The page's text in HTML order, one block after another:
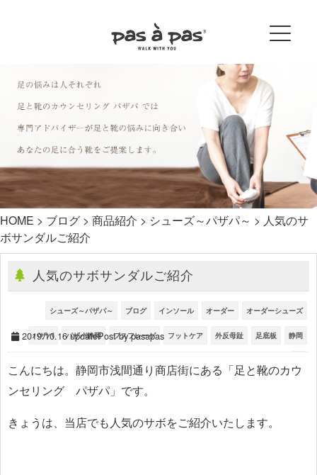
HOME > ブログ > 商品紹介 > シューズ～パザパ～ > 人気のサ
ボサンダルご紹介
人気のサボサンダルご紹介
シューズ～パザパ～ ブログ インソール オーダー オーダーシューズ
パザパ パザパ静岡 フスフレーゲ フットケア 外反母趾 足底板 静岡
2019.10.16 updatePost by pasapas
こんにちは。静岡市浅間通り商店街にある「足と靴のカウ
ンセリング パザパ」です。
きょうは、当店でも人気のサボをご紹介いたします。